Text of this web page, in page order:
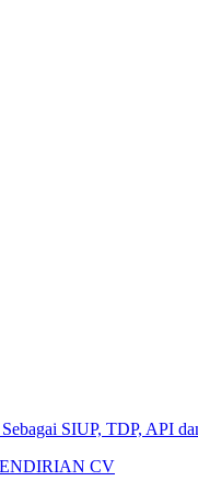
SIUP, TDP, API
CV